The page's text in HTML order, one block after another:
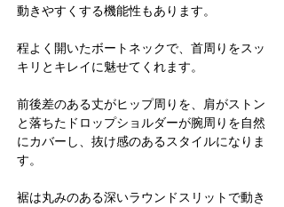
動きやすくする機能性もあります。
程よく開いたボートネックで、首周りをスッ
キリとキレイに魅せてくれます。
前後差のある丈がヒップ周りを、肩がストン
と落ちたドロップショルダーが腕周りを自然
にカバーし、抜け感のあるスタイルになりま
す。
裾は丸みのある深いラウンドスリットで動き